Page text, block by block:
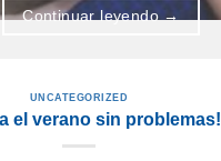
Continuar leyendo →
UNCATEGORIZED
el verano sin problemas!